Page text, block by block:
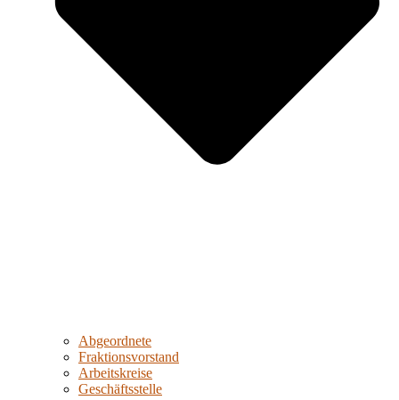
Abgeordnete
Fraktionsvorstand
Arbeitskreise
Geschäftsstelle